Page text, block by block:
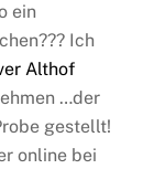
ein
Ich
Althof
…der
gestellt!
online bei